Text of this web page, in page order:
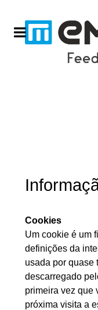
Cookies
Um cookie é um
definições da
usada por quase
descarregado
primeira vez que
próxima visita a